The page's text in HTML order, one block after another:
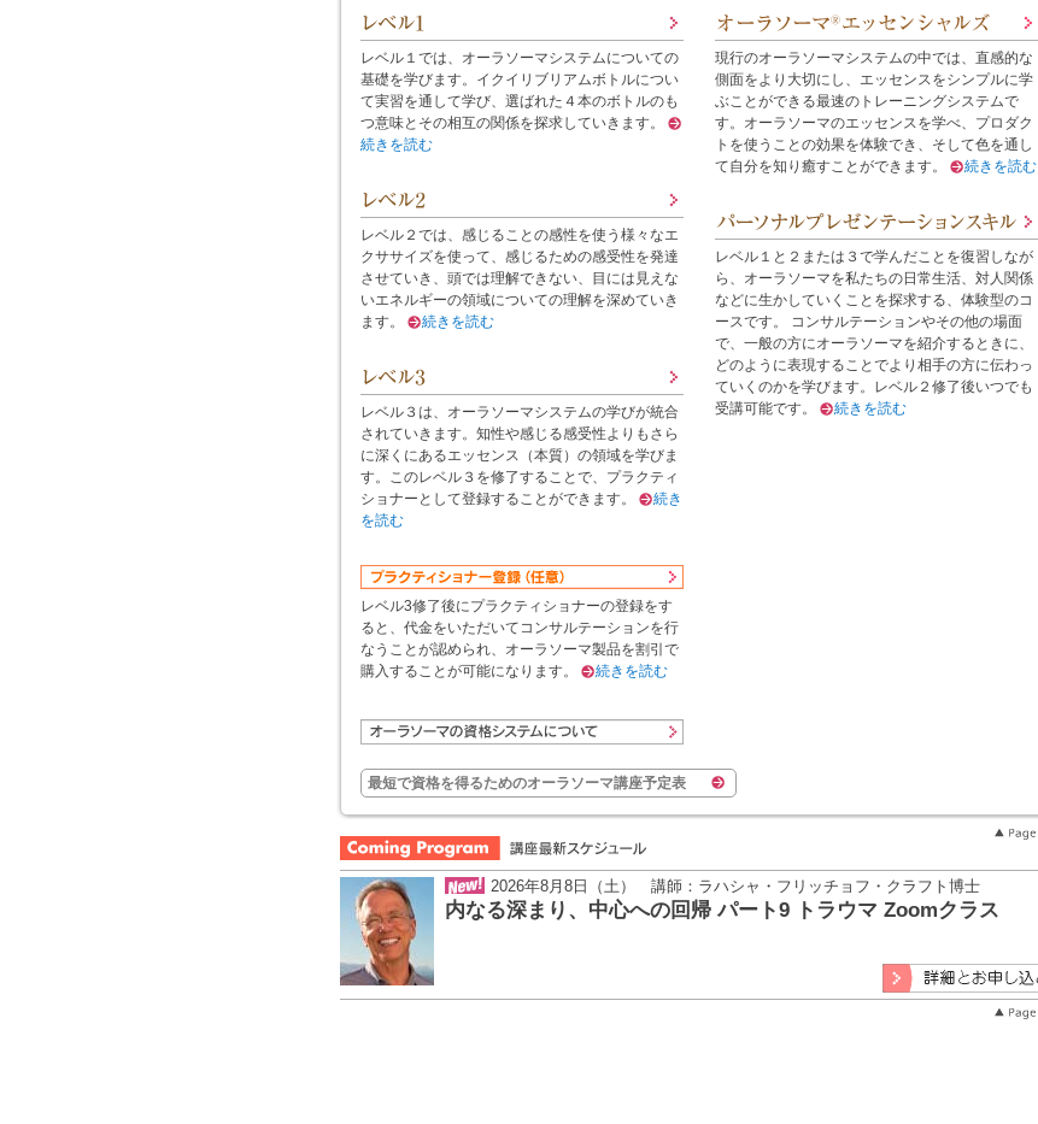
レベル１では、オーラソーマシステムについての
基礎を学びます。 イクイリブリアムボトルについ
て実習を通して学び、選ばれた４本のボトルのも
つ意味とその相互の関係を探求していきます。
続きを読む
レベル２では、感じることの感性を使う様々なエ
クササイズを使って、感じるための感受性を発達
させていき、頭では理解できない、目には見えな
いエネルギーの領域についての理解を深めていき
ます。
続きを読む
レベル３は、オーラソーマシステムの学びが統合
されていきます。知性や感じる感受性よりもさら
に深くにあるエッセンス（本質）の領域を学びま
す。このレベル３を修了することで、プラクティ
ショナーとして登録することができます。
続き
を読む
レベル3修了後にプラクティショナーの登録をす
ると、代金をいただいてコンサルテーションを行
なうことが認められ、オーラソーマ製品を割引で
購入することが可能になります。
続きを読む
最短で資格を得るためのオーラソーマ講座予定表
現行のオーラソーマシステムの中では、直感的な
側面をより大切にし、エッセンスをシンプルに学
ぶことができる最速のトレーニングシステムで
す。オーラソーマのエッセンスを学べ、プロダク
トを使うことの効果を体験でき、そして色を通し
て自分を知り癒すことができます。
続きを読む
レベル１と２または３で学んだことを復習しなが
ら、オーラソーマを私たちの日常生活、対人関係
などに生かしていくことを探求する、体験型のコ
ースです。 コンサルテーションやその他の場面
で、一般の方にオーラソーマを紹介するときに、
どのように表現することでより相手の方に伝わっ
ていくのかを学びます。レベル２修了後いつでも
受講可能です。
続きを読む
2026年8月8日（土） 講師：ラハシャ・フリッチョフ・クラフト博士
内なる深まり、中心への回帰 パート9 トラウマ Zoomクラス